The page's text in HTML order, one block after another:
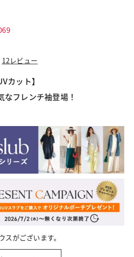
12レビュー
カット】
フレンチ袖登場！
スがございます。